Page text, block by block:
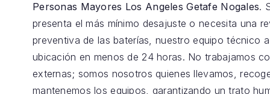
Personas Mayores Los Angeles Getafe Nogales.
presenta el más mínimo desajuste o necesita una
preventiva de las baterías, nuestro equipo técnico
ubicación en menos de 24 horas. No trabajamos
externas; somos nosotros quienes llevamos,
mantenemos los equipos, garantizando un trato